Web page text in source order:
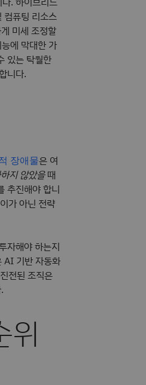
컴퓨팅 리소스
미세 조정할
에 막대한 가
있는 탁월한
니다.
장애물은 여
지 않았을때
추진해야 합니
가 아닌 전략
자해야 하는지
AI 기반 자동화
전된 조직은
위